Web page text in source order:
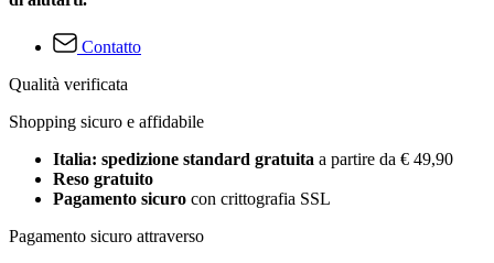
Contatto
Qualità verificata
Shopping sicuro e affidabile
Italia: spedizione standard gratuita a partire da € 49,90
Reso gratuito
Pagamento sicuro con crittografia SSL
Pagamento sicuro attraverso